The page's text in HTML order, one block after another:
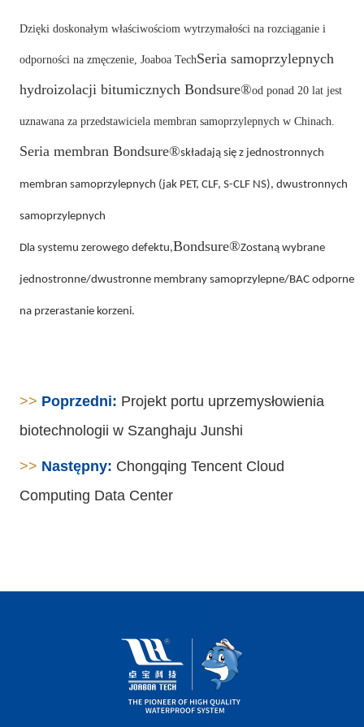
Dzięki doskonałym właściwościom wytrzymałości na rozciąganie i
odporności na zmęczenie, Joaboa TechSeria samoprzylepnych
hydroizolacji bitumicznych Bondsure®od ponad 20 lat jest
uznawana za przedstawiciela membran samoprzylepnych w Chinach.
Seria membran Bondsure®składają się z jednostronnych
membran samoprzylepnych (jak PET, CLF, S-CLF NS), dwustronnych
samoprzylepnych
Dla systemu zerowego defektu,Bondsure®Zostaną wybrane
jednostronne/dwustronne membrany samoprzylepne/BAC odporne
na przerastanie korzeni.
>> Poprzedni: Projekt portu uprzemysłowienia
biotechnologii w Szanghaju Junshi
>> Następny: Chongqing Tencent Cloud
Computing Data Center